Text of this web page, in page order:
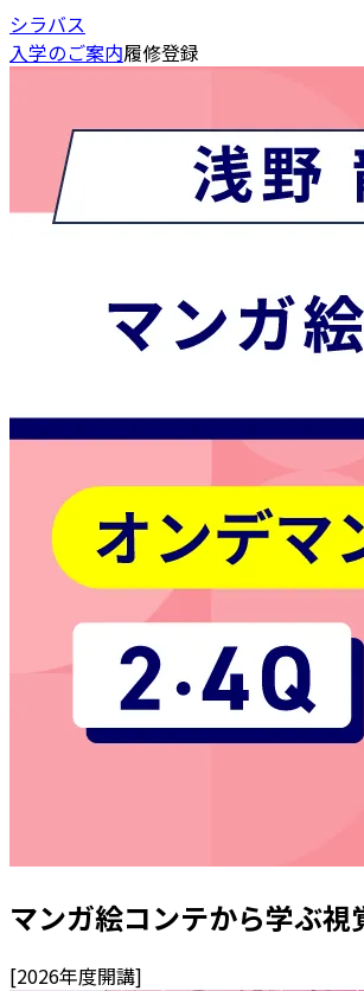
シラバス
入学のご案内履修登録
マンガ絵コンテから学ぶ視
[2026年度開講]